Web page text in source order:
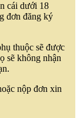
cái dưới 18
đơn đăng ký
thuộc sẽ được
sẽ không nhận
nộp đơn xin